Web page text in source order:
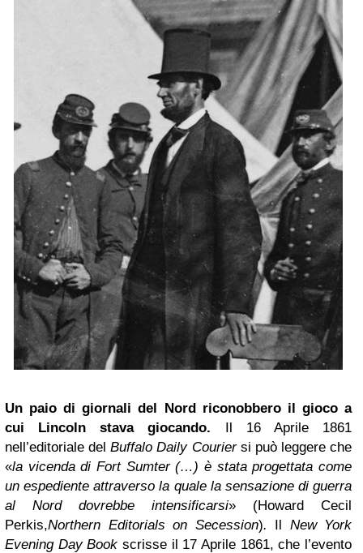
Un paio di giornali del Nord riconobbero il gioco a
cui Lincoln stava giocando. Il 16 Aprile 1861
nell’editoriale delBuffalo Daily Couriersi può leggere che
«la vicenda di Fort Sumter (…) è stata progettata come
un espediente attraverso la quale la sensazione di guerra
al Nord dovrebbe intensificarsi» (Howard Cecil
Perkis,Northern Editorials on Secession). Il New York
Evening Day Book scrisse il 17 Aprile 1861, che l’evento